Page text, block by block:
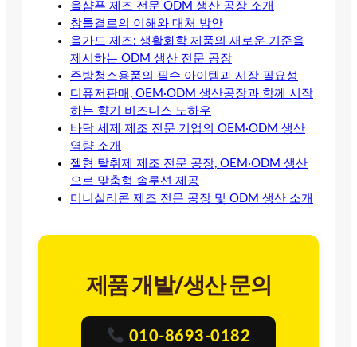
울샴푸 제조 전문 ODM 생산 공장 소개
창틀결로의 이해와 대처 방안
올가드 제조: 생활화학 제품의 새로운 기준을
제시하는 ODM 생산 전문 공장
주방청소용품의 필수 아이템과 시장 필요성
디퓨저판매, OEM·ODM 생산공장과 함께 시작
하는 향기 비즈니스 노하우
바닥 세제 제조 전문 기업의 OEM·ODM 생산
역량 소개
젤형 탈취제 제조 전문 공장, OEM·ODM 생산
으로 맞춤형 솔루션 제공
미니실리콘 제조 전문 공장 및 ODM 생산 소개
제품 개발/생산 문의
010-8693-0182